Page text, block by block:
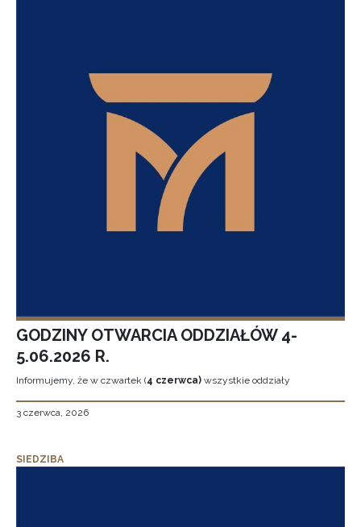
GODZINY OTWARCIA ODDZIAŁÓW 4-
5.06.2026 R.
Informujemy, że w czwartek (4 czerwca) wszystkie oddziały
3 czerwca, 2026
SIEDZIBA